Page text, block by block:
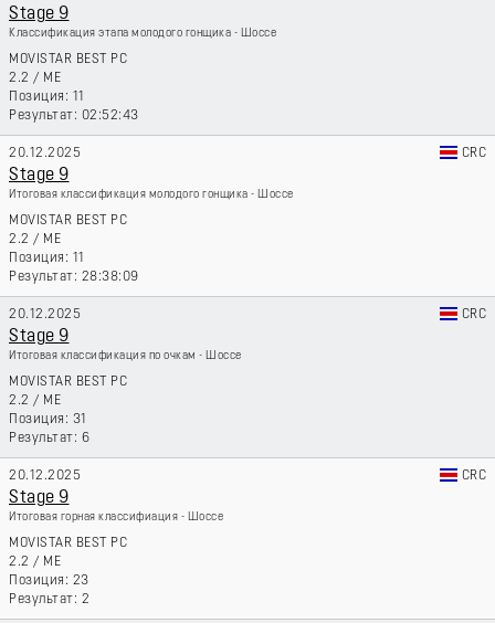
Stage 9
Классификация этапа молодого гонщика - Шоссе
MOVISTAR BEST PC
2.2 / ME
11
02:52:43
20.12.2025 CRC
Stage 9
Итоговая классификация молодого гонщика - Шоссе
MOVISTAR BEST PC
2.2 / ME
11
28:38:09
20.12.2025 CRC
Stage 9
Итоговая классификация по очкам - Шоссе
MOVISTAR BEST PC
2.2 / ME
31
6
20.12.2025 CRC
Stage 9
Итоговая горная классифиация - Шоссе
MOVISTAR BEST PC
2.2 / ME
23
2